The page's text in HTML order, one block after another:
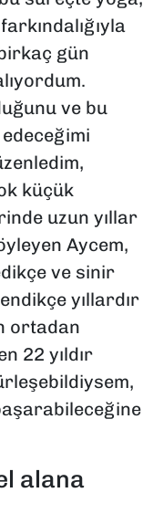
gün
ve bu
küçük
uzun yıllar
Aycem,
ve sinir
yıllardır
ortadan
22 yıldır
alana